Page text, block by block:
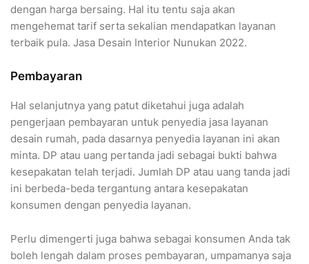
dengan harga bersaing. Hal itu tentu saja akan
mengehemat tarif serta sekalian mendapatkan layanan
terbaik pula. Jasa Desain Interior Nunukan 2022.
Pembayaran
Hal selanjutnya yang patut diketahui juga adalah
pengerjaan pembayaran untuk penyedia jasa layanan
desain rumah, pada dasarnya penyedia layanan ini akan
minta. DP atau uang pertanda jadi sebagai bukti bahwa
kesepakatan telah terjadi. Jumlah DP atau uang tanda jadi
ini berbeda-beda tergantung antara kesepakatan
konsumen dengan penyedia layanan.
Perlu dimengerti juga bahwa sebagai konsumen Anda tak
boleh lengah dalam proses pembayaran, umpamanya saja